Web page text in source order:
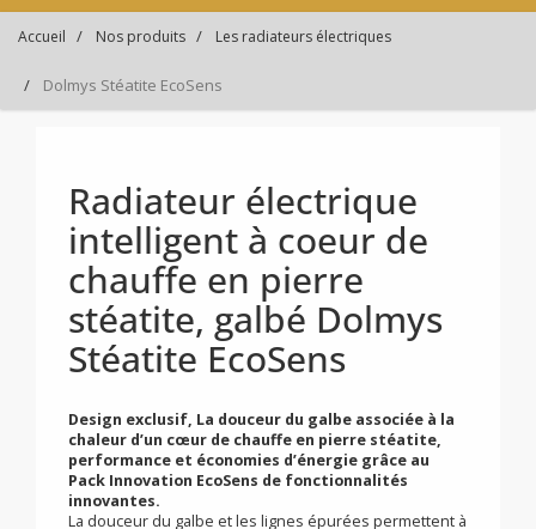
Accueil Nos produits Les radiateurs électriques
Dolmys Stéatite EcoSens
Radiateur électrique
intelligent à coeur de
chauffe en pierre
stéatite, galbé Dolmys
Stéatite EcoSens